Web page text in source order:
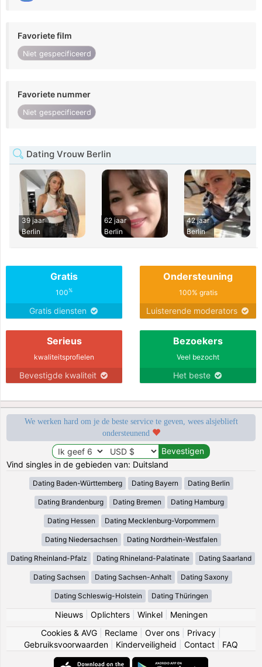
Favoriete film
Niet gespecificeerd
Favoriete nummer
Niet gespecificeerd
Dating Vrouw Berlin
39 jaar
Berlin
62 jaar
Berlin
42 jaar
Berlin
Gratis
100%
Gratis diensten
Ondersteuning
100% gratis
Luisterende moderators
Serieus
kwaliteitsprofielen
Bevestigde kwaliteit
Bezoekers
Veel bezocht
Het beste
We werken hard om je de beste service te geven, wees alsjeblieft
ondersteunend
Vind singles in de gebieden van: Duitsland
Dating Baden-Württemberg Dating Bayern Dating Berlin
Dating Brandenburg Dating Bremen Dating Hamburg
Dating Hessen Dating Mecklenburg-Vorpommern
Dating Niedersachsen Dating Nordrhein-Westfalen
Dating Rheinland-Pfalz Dating Rhineland-Palatinate Dating Saarland
Dating Sachsen Dating Sachsen-Anhalt Dating Saxony
Dating Schleswig-Holstein Dating Thüringen
Nieuws| Oplichters| Winkel| Meningen
Cookies & AVG
Reclame Over ons Privacy
Gebruiksvoorwaarden
Kinderveiligheid Contact FAQ